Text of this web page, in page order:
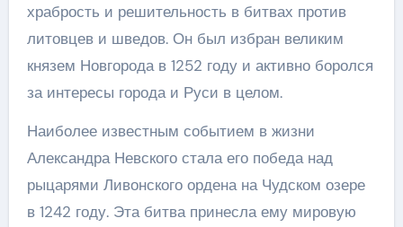
храбрость и решительность в битвах против
литовцев и шведов. Он был избран великим
князем Новгорода в 1252 году и активно боролся
за интересы города и Руси в целом.
Наиболее известным событием в жизни
Александра Невского стала его победа над
рыцарями Ливонского ордена на Чудском озере
в 1242 году. Эта битва принесла ему мировую